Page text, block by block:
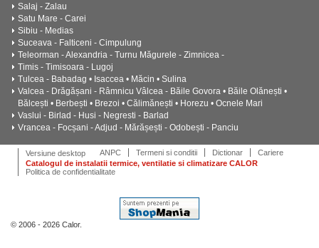
Salaj - Zalau
Satu Mare - Carei
Sibiu - Medias
Suceava - Falticeni - Cimpulung
Teleorman - Alexandria - Turnu Măgurele - Zimnicea -
Timis - Timisoara - Lugoj
Tulcea - Babadag • Isaccea • Măcin • Sulina
Valcea - Drăgășani - Râmnicu Vâlcea - Băile Govora • Băile Olănești •
Bălcești • Berbești • Brezoi • Călimănești • Horezu • Ocnele Mari
Vaslui - Birlad - Husi - Negresti - Barlad
Vrancea - Focșani - Adjud - Mărășești - Odobești - Panciu
Versiune desktop ANPC Termeni si conditii Dictionar
Cariere
Catalogul de instalatii termice, ventilatie si climatizare CALOR
Politica de confidentialitate
© 2006 - 2026 Calor.